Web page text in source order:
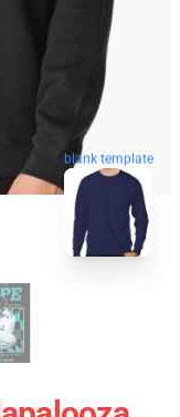
blank template